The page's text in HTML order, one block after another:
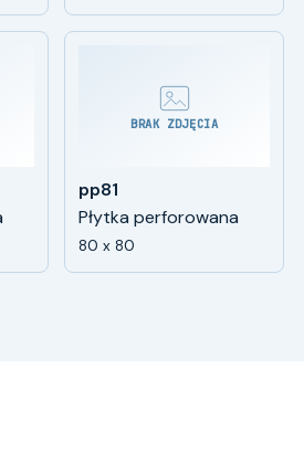
BRAK ZDJĘCIA
pp81
Płytka perforowana
80 x 80